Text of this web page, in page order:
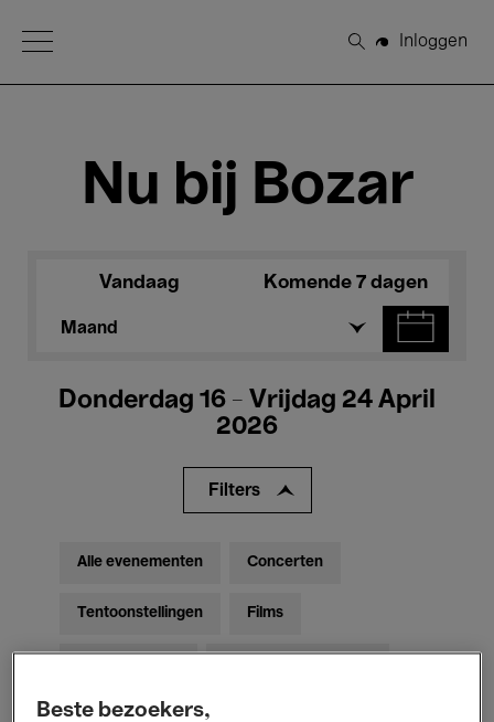
Open Menu
Zoeken
Inloggen
Nu bij Bozar
Vandaag Komende 7 dagen
Maand
Donderdag 16 - Vrijdag 24 April
2026
Filters
Alle evenementen Concerten
Tentoonstellingen Films
Jazz Klassieke Muziek
Beste bezoekers,